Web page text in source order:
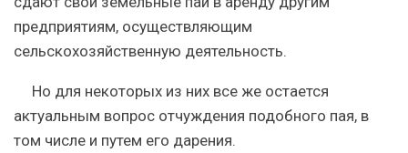
предприятиям, осуществляющим
сельскохозяйственную деятельность.
Но для некоторых из них все же остается
актуальным вопрос отчуждения подобного пая, в
том числе и путем его дарения.